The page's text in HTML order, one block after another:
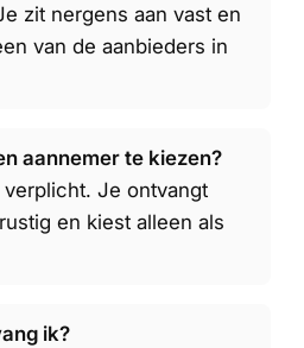
zit nergens aan vast en
van de aanbieders in
aannemer te kiezen?
Je ontvangt
en kiest alleen als
ik?